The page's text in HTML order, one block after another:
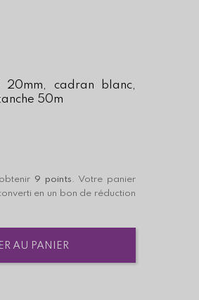
cadran blanc,
50m
9 points . Votre panier
en un bon de réduction
AU PANIER